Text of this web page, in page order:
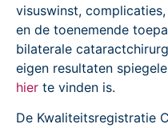
visuswinst,
en de toenemende
bilaterale
eigen resultaten
hier te vinden is.
De Kwaliteitsregistratie